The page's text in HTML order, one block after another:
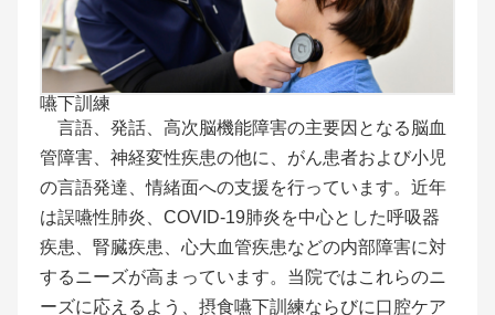
嚥下訓練
言語、発話、高次脳機能障害の主要因となる脳血
管障害、神経変性疾患の他に、がん患者および小児
の言語発達、情緒面への支援を行っています。近年
は誤嚥性肺炎、COVID-19肺炎を中心とした呼吸器
疾患、腎臓疾患、心大血管疾患などの内部障害に対
するニーズが高まっています。当院ではこれらのニ
ーズに応えるよう、摂食嚥下訓練ならびに口腔ケア